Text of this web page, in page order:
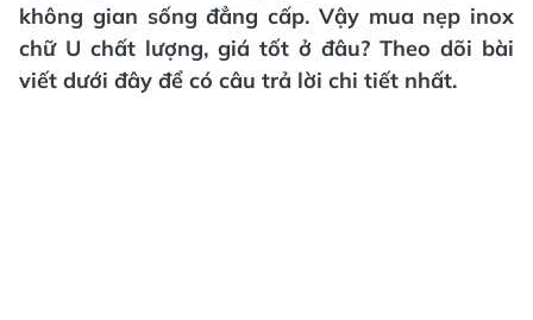
không gian sống đẳng cấp. Vậy mua nẹp inox
chữ U chất lượng, giá tốt ở đâu? Theo dõi bài
viết dưới đây để có câu trả lời chi tiết nhất.